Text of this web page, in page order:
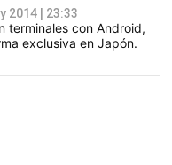
2014 | 23:33
terminales con Android,
exclusiva en Japón.